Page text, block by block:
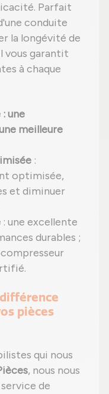
Parfait
conduite
la longévité de
vous garantit
à chaque
une
meilleure
:
optimisée,
et diminuer
: une excellente
durables ;
pièces
qui nous
, nous nous
de